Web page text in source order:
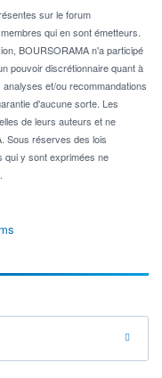
sur le forum
qui en sont émetteurs.
BOURSORAMA n'a participé
pouvoir discrétionnaire quant à
et/ou recommandations
d'aucune sorte. Les
de leurs auteurs et ne
Sous réserves des lois
qui y sont exprimées ne